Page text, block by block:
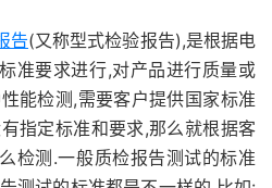
告(又称型式检验报告),是根据电
准要求进行,对产品进行质量或
能检测,需要客户提供国家标准
指定标准和要求,那么就根据客
检测.一般质检报告测试的标准